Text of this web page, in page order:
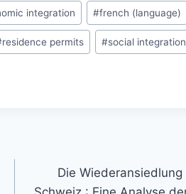
integration #french (language)
residence permits #social integration
Die